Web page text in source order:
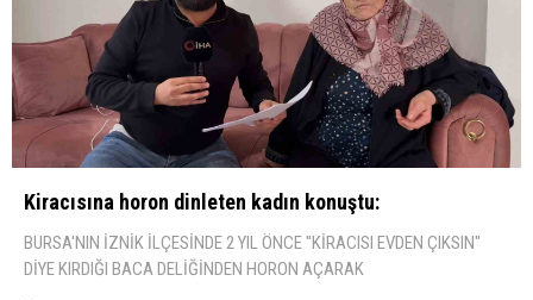
Kiracısına horon dinleten kadın konuştu:
BURSA'NIN İZNİK İLÇESİNDE 2 YIL ÖNCE "KİRACISI EVDEN ÇIKSIN"
DİYE KIRDIĞI BACA DELİĞİNDEN HORON AÇARAK